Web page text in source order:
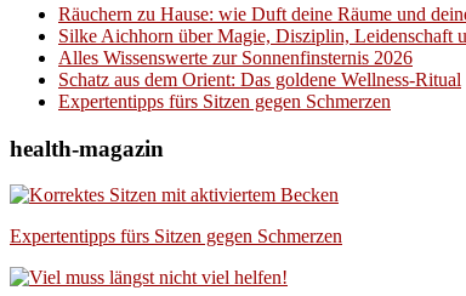
Räuchern zu Hause: wie Duft deine Räume und
Silke Aichhorn über Magie, Disziplin, Leidenschaft
Alles Wissenswerte zur Sonnenfinsternis 2026
Schatz aus dem Orient: Das goldene Wellness-Ritual
Expertentipps fürs Sitzen gegen Schmerzen
health-magazin
Expertentipps fürs Sitzen gegen Schmerzen